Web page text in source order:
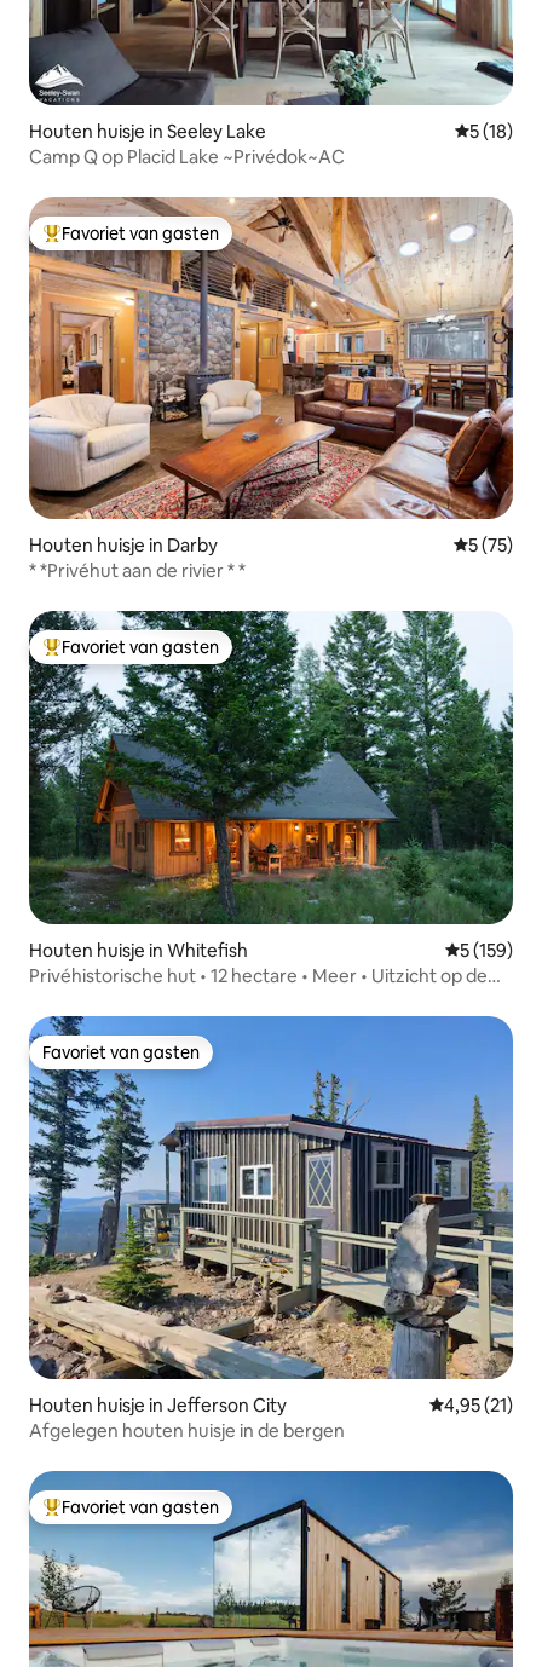
Houten huisje in Seeley Lake
5 (18)
Camp Q op Placid Lake ~Privédok~AC
Topfavoriet van gasten
Favoriet van gasten
Houten huisje in Darby
5 (75)
* *Privéhut aan de rivier * *
Topfavoriet van gasten
Favoriet van gasten
Houten huisje in Whitefish
5 (159)
Privéhistorische hut • 12 hectare • Meer • Uitzicht op de
Favoriet van gasten
Favoriet van gasten
Houten huisje in Jefferson City Gemiddelde
4,95 (21)
Afgelegen houten huisje in de bergen
Topfavoriet van gasten
Favoriet van gasten